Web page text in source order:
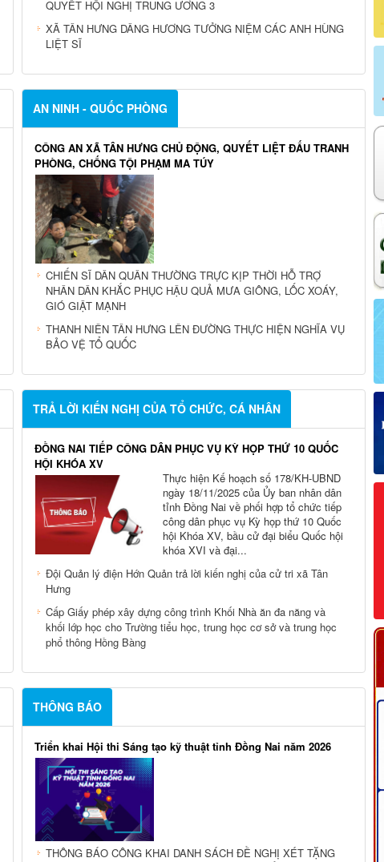
HỌC TẬP, QUÁN TRIỆT VÀ TRIỂN KHAI THỰC HIỆN NGHỊ
QUYẾT HỘI NGHỊ TRUNG ƯƠNG 3
LIỆT SĨ
AN NINH - QUỐC PHÒNG
CÔNG AN XÃ TÂN HƯNG CHỦ ĐỘNG, QUYẾT LIỆT ĐẤU TRANH
PHÒNG, CHỐNG TỘI PHẠM MA TÚY
NHÂN DÂN KHẮC PHỤC HẬU QUẢ MƯA GIÔNG, LỐC XOÁY,
GIÓ GIẬT MẠNH
BẢO VỆ TỔ QUỐC
TRẢ LỜI KIẾN NGHỊ CỦA TỔ CHỨC, CÁ NHÂN
ĐỒNG NAI TIẾP CÔNG DÂN PHỤC VỤ KỲ HỌP THỨ 10 QUỐC
HỘI KHÓA XV
Thực hiện Kế hoạch số 178/KH-UBND
tỉnh Đồng Nai về phối hợp tổ chức tiếp
công dân phục vụ Kỳ họp thứ 10 Quốc
phổ thông Hồng Bàng
THÔNG BÁO
Triển khai Hội thi Sáng tạo kỹ thuật tỉnh Đồng Nai năm 2026